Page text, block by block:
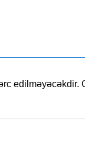
edilməyəcəkdir.